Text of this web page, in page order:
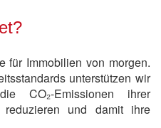
für Immobilien von morgen.
unterstützen wir
CO₂-Emissionen ihrer
und damit ihre